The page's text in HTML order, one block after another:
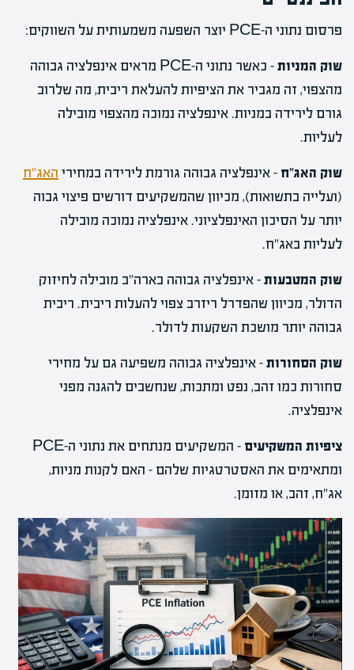
פרסום נתוני ה-PCE יוצר השפעה משמעותית על השווקים:
שוק המניות
– כאשר נתוני ה-PCE מראים אינפלציה גבוהה
מהצפוי, זה מגביר את הציפיות להעלאת ריבית, מה שלרוב
גורם לירידה במניות. אינפלציה נמוכה מהצפוי מובילה
לעליות.
שוק האג"ח – אינפלציה גבוהה גורמת לירידה במחירי האג"ח
(ועלייה בתשואות), מכיוון שהמשקיעים דורשים פיצוי גבוה
יותר על הסיכון האינפלציוני. אינפלציה נמוכה מובילה
לעליות באג"ח.
שוק המטבעות– אינפלציה גבוהה בארה"ב מובילה לחיזוק
הדולר, מכיוון שהפדרל ריזרב צפוי להעלות ריבית. ריבית
גבוהה יותר מושכת השקעות לדולר.
שוק הסחורות– אינפלציה גבוהה משפיעה גם על מחירי
סחורות כמו זהב, נפט ומתכות, שנחשבים להגנה מפני
אינפלציה.
ציפיות המשקיעים
– המשקיעים מנתחים את נתוני ה-PCE
ומתאימים את האסטרטגיות שלהם – האם לקנות מניות,
אג"ח, זהב, או מזומן.